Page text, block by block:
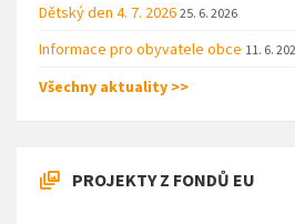
Dětský den 4. 7. 2026 25. 6. 2026
Informace pro obyvatele obce 11. 6.
Všechny aktuality >>
PROJEKTY Z FONDŮ EU